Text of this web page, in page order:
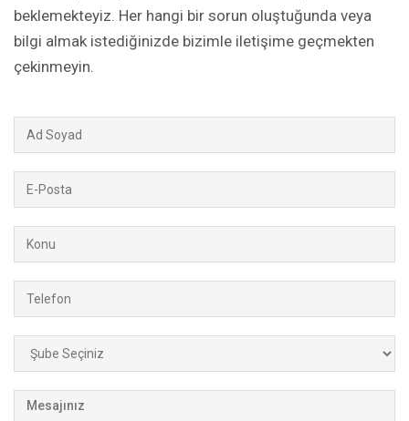
beklemekteyiz. Her hangi bir sorun oluştuğunda veya
bilgi almak istediğinizde bizimle iletişime geçmekten
çekinmeyin.